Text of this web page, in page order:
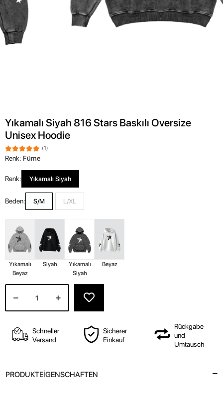
Yıkamalı Siyah 816 Stars Baskılı Oversize
Unisex Hoodie
(1)
Renk: Füme
Renk: Yıkamalı Siyah
Beden: S/M L/XL
Yıkamalı
Beyaz
Siyah
Yıkamalı
Siyah
Beyaz
Schneller
Versand
Sicherer
Einkauf
Rückgabe
und
Umtausch
PRODUKTEİGENSCHAFTEN